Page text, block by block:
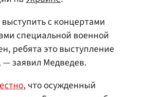
с концертами
специальной военной
ребята это выступление
— заявил Медведев.
, что осужденный